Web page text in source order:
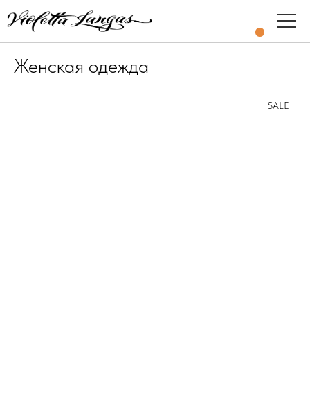
Женская одежда
SALE